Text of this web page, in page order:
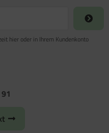
hier oder in Ihrem Kundenkonto